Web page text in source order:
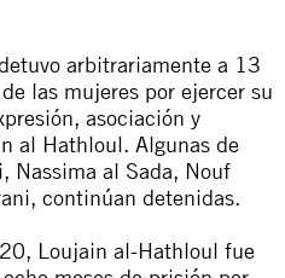
arbitrariamente a 13
las mujeres por ejercer su
asociación y
al Hathloul. Algunas de
Nassima al Sada, Nouf
continúan detenidas.
Loujain al-Hathloul fue